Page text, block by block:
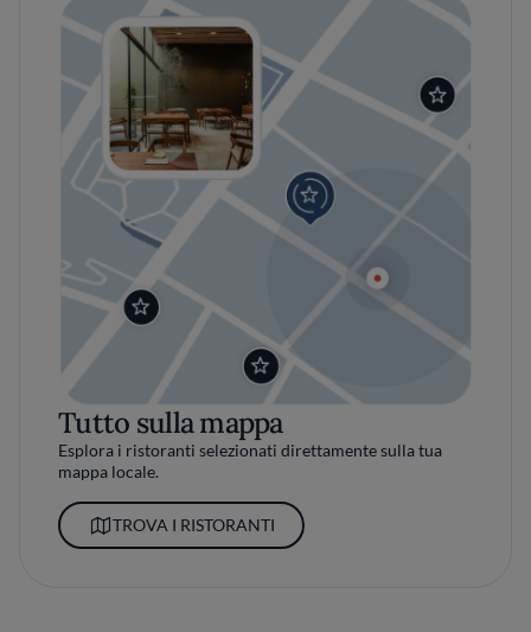
Tutto sulla mappa
Esplora i ristoranti selezionati direttamente sulla tua
mappa locale.
TROVA I RISTORANTI